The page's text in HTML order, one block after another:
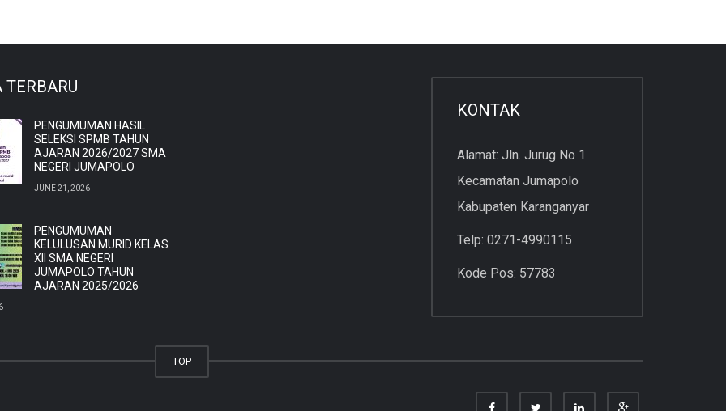
TERBARU
PENGUMUMAN HASIL
SELEKSI SPMB TAHUN
AJARAN 2026/2027 SMA
NEGERI JUMAPOLO
JUNE 21, 2026
PENGUMUMAN
KELULUSAN MURID KELAS
XII SMA NEGERI
JUMAPOLO TAHUN
AJARAN 2025/2026
KONTAK
Alamat: Jln. Jurug No 1
Kecamatan Jumapolo
Kabupaten Karanganyar
Telp: 0271-4990115
Kode Pos: 57783
TOP